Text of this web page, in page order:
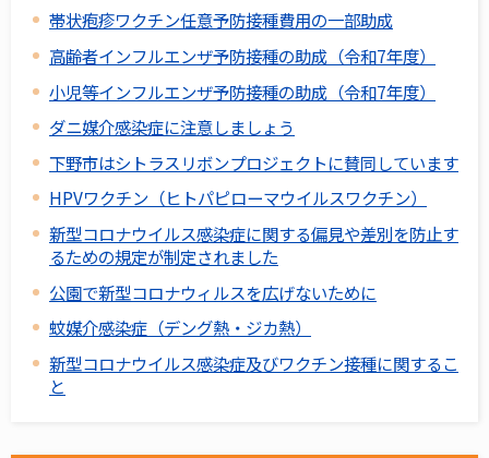
帯状疱疹ワクチン任意予防接種費用の一部助成
高齢者インフルエンザ予防接種の助成（令和7年度）
小児等インフルエンザ予防接種の助成（令和7年度）
ダニ媒介感染症に注意しましょう
下野市はシトラスリボンプロジェクトに賛同しています
HPVワクチン（ヒトパピローマウイルスワクチン）
新型コロナウイルス感染症に関する偏見や差別を防止す
るための規定が制定されました
公園で新型コロナウィルスを広げないために
蚊媒介感染症（デング熱・ジカ熱）
新型コロナウイルス感染症及びワクチン接種に関するこ
と